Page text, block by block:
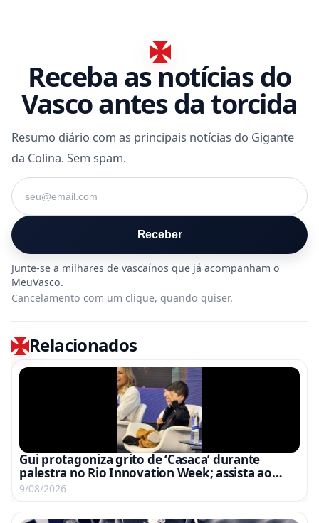
Receba as notícias do
Vasco antes da torcida
Resumo diário com as principais notícias do Gigante
da Colina. Sem spam.
Seu e-mail
Receber
Cancelamento com um clique, quando quiser.
Relacionados
Gui protagoniza grito de ‘Casaca’ durante
palestra no Rio Innovation Week; assista ao
vídeo
9/08/2026